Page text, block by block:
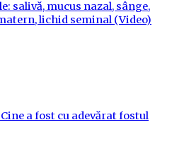
salivă, mucus nazal, sânge,
lichid seminal (Video)
a fost cu adevărat fostul